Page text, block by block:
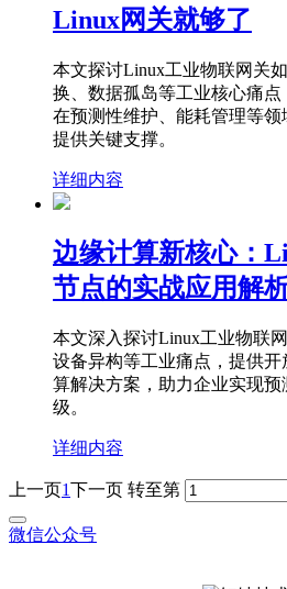
Linux网关就够了
本文探讨Linux工业物联网关
换、数据孤岛等工业核心痛
在预测性维护、能耗管理等
提供关键支撑。
详细内容
边缘计算新核心：
节点的实战应用解
本文深入探讨Linux工业物联
设备异构等工业痛点，提供
算解决方案，助力企业实现
级。
详细内容
上一页1下一页 转至第
微信公众号